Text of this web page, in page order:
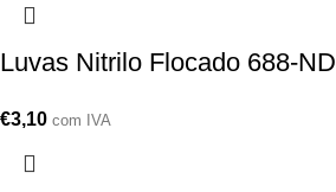
Luvas Nitrilo Flocado 688-ND
€3,10 com IVA